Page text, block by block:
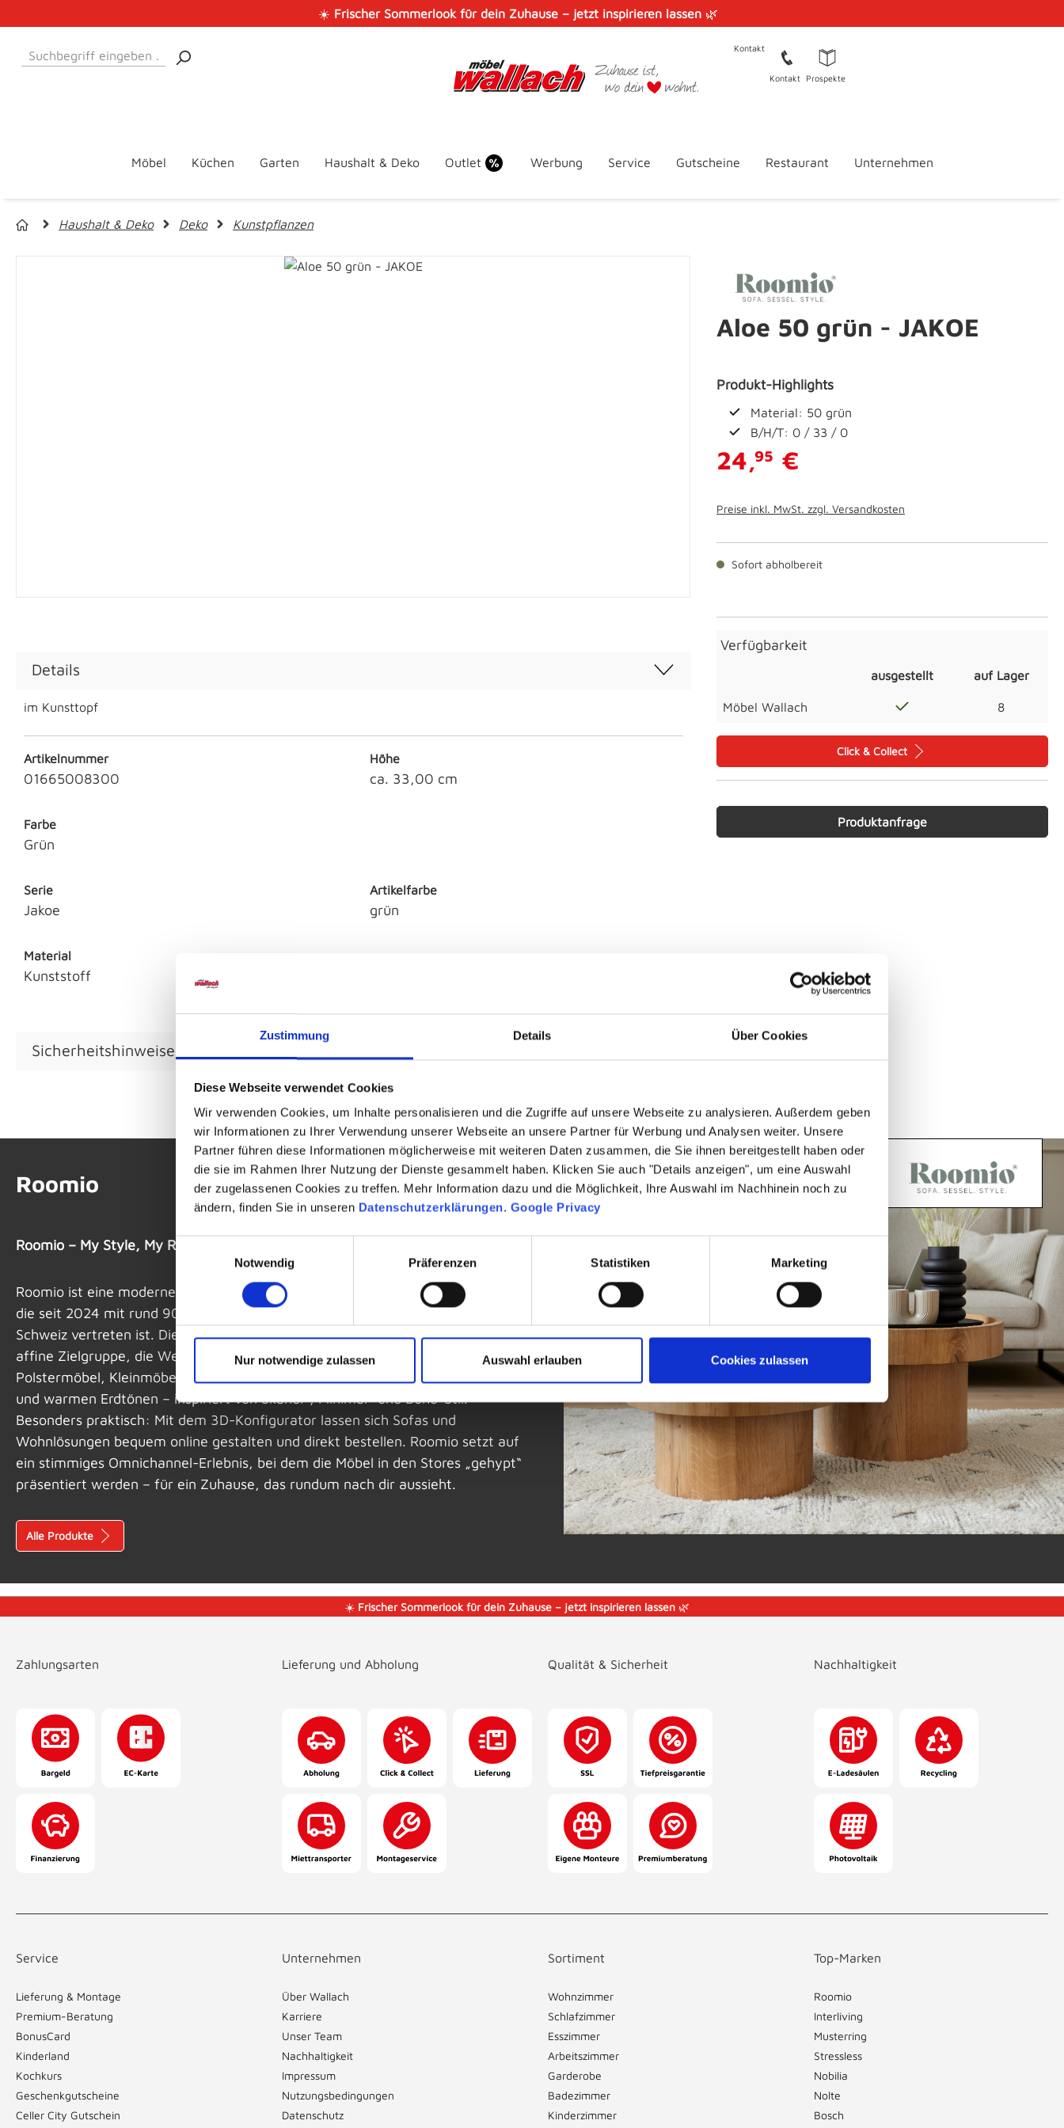
Zustimmung Details Über Cookies
Diese Webseite verwendet Cookies
Wir verwenden Cookies, um Inhalte personalisieren und die Zugriffe auf unsere Webseite zu analysieren. Außerdem geben
wir Informationen zu Ihrer Verwendung unserer Webseite an unsere Partner für Werbung und Analysen weiter. Unsere
Partner führen diese Informationen möglicherweise mit weiteren Daten zusammen, die Sie ihnen bereitgestellt haben oder
die sie im Rahmen Ihrer Nutzung der Dienste gesammelt haben. Klicken Sie auch "Details anzeigen", um eine Auswahl
der zugelassenen Cookies zu treffen. Mehr Information dazu und die Möglichkeit, Ihre Auswahl im Nachhinein noch zu
ändern, finden Sie in unseren Datenschutzerklärungen. Google Privacy
Einwilligungsauswahl
Notwendig
Präferenzen Statistiken Marketing
Nur notwendige zulassen Auswahl erlauben Cookies zulassen
☀️ Frischer Sommerlook für dein Zuhause – jetzt inspirieren lassen 🌿
Kontakt
Kontakt Prospekte
Möbel Küchen Garten Haushalt & Deko Outlet Werbung Service Gutscheine Restaurant Unternehmen
Haushalt & Deko Deko Kunstpflanzen
Aloe 50 grün - JAKOE
Produkt-Highlights
Material: 50 grün
B/H/T: 0 / 33 / 0
24,95 €
Preise inkl. MwSt. zzgl. Versandkosten
Sofort abholbereit
Verfügbarkeit
ausgestellt auf Lager
Möbel Wallach 8
Click & Collect
Produktanfrage
Details
im Kunsttopf
Artikelnummer
01665008300
Höhe
ca. 33,00 cm
Farbe
Grün
Serie
Jakoe
Artikelfarbe
grün
Material
Kunststoff
Sicherheitshinweise GPSR
Roomio
Roomio – My Style, My Room für die junge Generation
Roomio ist eine moderne Einrichtungsmarke des Einrichtungspartnerrings VME,
die seit 2024 mit rund 90 Standorten in Deutschland, Österreich und der
Schweiz vertreten ist. Die Marke richtet sich an eine trendbewusste, online-
affine Zielgruppe, die Wert auf Individualität legt. Im Fokus stehen stylische
Polstermöbel, Kleinmöbel und Accessoires mit klaren Linien, weichen Stoffen
und warmen Erd­tönen – inspiriert von Skandi-, Minimal- und Boho-Stil.
Besonders praktisch: Mit dem 3D-Konfigurator lassen sich Sofas und
Wohnlösungen bequem online gestalten und direkt bestellen. Roomio setzt auf
ein stimmiges Omnichannel-Erlebnis, bei dem die Möbel in den Stores „gehypt“
präsentiert werden – für ein Zuhause, das rundum nach dir aussieht.
Alle Produkte
☀️ Frischer Sommerlook für dein Zuhause – jetzt inspirieren lassen 🌿
Zahlungsarten Lieferung und Abholung Qualität & Sicherheit Nachhaltigkeit
Service
Lieferung & Montage
Premium-Beratung
BonusCard
Kinderland
Kochkurs
Geschenkgutscheine
Celler City Gutschein
Unternehmen
Über Wallach
Karriere
Unser Team
Nachhaltigkeit
Impressum
Nutzungsbedingungen
Datenschutz
Sortiment
Wohnzimmer
Schlafzimmer
Esszimmer
Arbeitszimmer
Garderobe
Badezimmer
Kinderzimmer
Top-Marken
Roomio
Interliving
Musterring
Stressless
Nobilia
Nolte
Bosch